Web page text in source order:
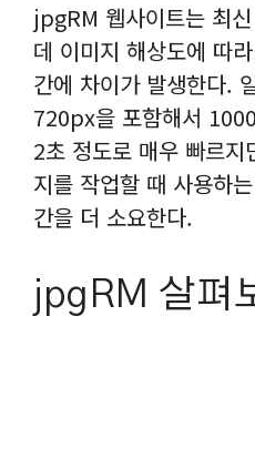
jpgRM 웹사이트는 최
데 이미지 해상도에 따
간에 차이가 발생한다.
720px을 포함해서
2초 정도로 매우 빠르지
지를 작업할 때 사용하
간을 더 소요한다.
jpgRM 살펴